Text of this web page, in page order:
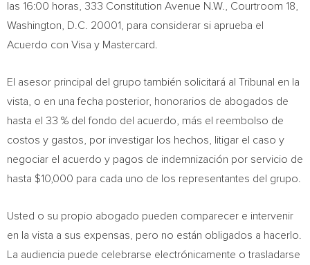
las 16:00 horas, 333 Constitution Avenue N.W., Courtroom 18,
Washington, D.C.
20001, para considerar si aprueba el
Acuerdo con Visa y Mastercard.
El asesor principal del grupo también solicitará al Tribunal en la
vista, o en una fecha posterior, honorarios de abogados de
hasta el 33 % del fondo del acuerdo, más el reembolso de
costos y gastos, por investigar los hechos, litigar el caso y
negociar el acuerdo y pagos de indemnización por servicio de
hasta $10,000 para cada uno de los representantes del grupo.
Usted o su propio abogado pueden comparecer e intervenir
en la vista a sus expensas, pero no están obligados a hacerlo.
La audiencia puede celebrarse electrónicamente o trasladarse